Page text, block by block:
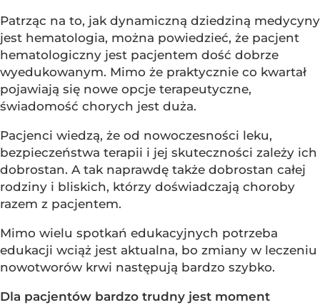
Patrząc na to, jak dynamiczną dziedziną medycyny
jest hematologia, można powiedzieć, że pacjent
hematologiczny jest pacjentem dość dobrze
wyedukowanym. Mimo że praktycznie co kwartał
pojawiają się nowe opcje terapeutyczne,
świadomość chorych jest duża.
Pacjenci wiedzą, że od nowoczesności leku,
bezpieczeństwa terapii i jej skuteczności zależy ich
dobrostan. A tak naprawdę także dobrostan całej
rodziny i bliskich, którzy doświadczają choroby
razem z pacjentem.
Mimo wielu spotkań edukacyjnych potrzeba
edukacji wciąż jest aktualna, bo zmiany w leczeniu
nowotworów krwi następują bardzo szybko.
Dla pacjentów bardzo trudny jest moment